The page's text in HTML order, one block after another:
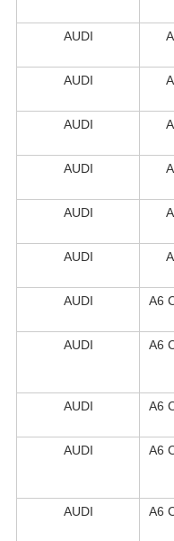
AUDI
AUDI
AUDI
AUDI
AUDI
AUDI
AUDI
A6
AUDI
A6
AUDI
A6
AUDI
A6
AUDI
A6